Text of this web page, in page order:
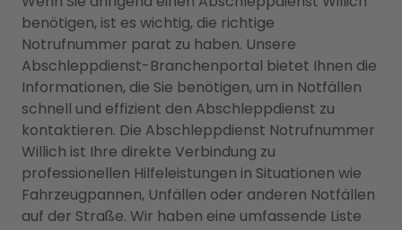
benötigen, ist es wichtig, die richtige
Notrufnummer parat zu haben. Unsere
Abschleppdienst-Branchenportal bietet Ihnen die
Informationen, die Sie benötigen, um in Notfällen
schnell und effizient den Abschleppdienst zu
kontaktieren. Die Abschleppdienst Notrufnummer
Willich ist Ihre direkte Verbindung zu
professionellen Hilfeleistungen in Situationen wie
Fahrzeugpannen, Unfällen oder anderen Notfällen
auf der Straße. Wir haben eine umfassende Liste